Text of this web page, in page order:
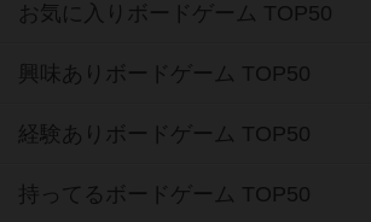
お気に入りボードゲーム TOP50
興味ありボードゲーム TOP50
経験ありボードゲーム TOP50
持ってるボードゲーム TOP50